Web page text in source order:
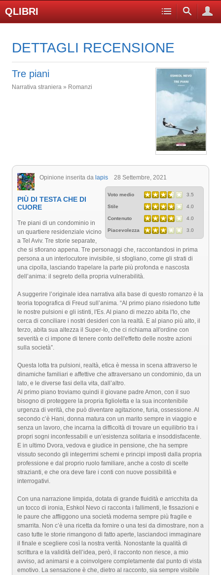
QLIBRI
DETTAGLI RECENSIONE
Tre piani
Narrativa straniera » Romanzi
Opinione inserita da lapis 28 Settembre, 2021
Voto medio 3.5
Stile 4.0
Contenuto 4.0
Piacevolezza 3.0
PIÙ DI TESTA CHE DI
CUORE
Tre piani di un condominio in
un quartiere residenziale vicino
a Tel Aviv. Tre storie separate,
che si sfiorano appena. Tre personaggi che, raccontandosi in prima
persona a un interlocutore invisibile, si sfogliano, come gli strati di
una cipolla, lasciando trapelare la parte più profonda e nascosta
dell’anima: il segreto della propria vulnerabilità.
A suggerire l’originale idea narrativa alla base di questo romanzo è la
teoria topografica di Freud sull’anima. “Al primo piano risiedono tutte
le nostre pulsioni e gli istinti, l'Es. Al piano di mezzo abita l'Io, che
cerca di conciliare i nostri desideri con la realtà. E al piano più alto, il
terzo, abita sua altezza il Super-Io, che ci richiama all'ordine con
severità e ci impone di tenere conto dell'effetto delle nostre azioni
sulla società”.
Questa lotta tra pulsioni, realtà, etica è messa in scena attraverso le
dinamiche familiari e affettive che attraversano un condominio, da un
lato, e le diverse fasi della vita, dall’altro.
Al primo piano troviamo quindi il giovane padre Arnon, con il suo
bisogno di proteggere la propria figlioletta e la sua incontenibile
urgenza di verità, che può diventare agitazione, furia, ossessione. Al
secondo c’è Hani, donna matura con un marito sempre in viaggio e
senza un lavoro, che incarna la difficoltà di trovare un equilibrio tra i
propri sogni inconfessabili e un’esistenza solitaria e insoddisfacente.
E in ultimo Dvora, vedova e giudice in pensione, che ha sempre
vissuto secondo gli integerrimi schemi e principi imposti dalla propria
professione e dal proprio ruolo familiare, anche a costo di scelte
strazianti, e che ora deve fare i conti con nuove possibilità e
interrogativi.
Con una narrazione limpida, dotata di grande fluidità e arricchita da
un tocco di ironia, Eshkol Nevo ci racconta i fallimenti, le fissazioni e
le paure che affliggono una società moderna sempre più fragile e
smarrita. Non c’è una ricetta da fornire o una tesi da dimostrare, non a
caso tutte le storie rimangono di fatto aperte, lasciandoci immaginare
il finale e scegliere così la nostra verità. Nonostante la qualità di
scrittura e la validità dell’idea, però, il racconto non riesce, a mio
avviso, ad animarsi e a coinvolgere completamente dal punto di vista
emotivo. La sensazione è che, dietro al racconto, sia sempre visibile